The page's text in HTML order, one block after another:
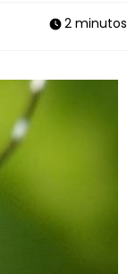
2 minutos